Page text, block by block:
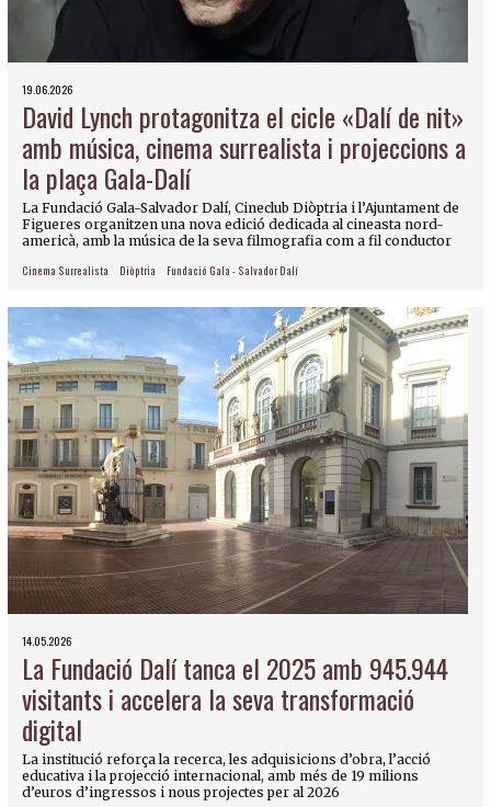
19.06.2026
David Lynch protagonitza el cicle «Dalí de nit»
amb música, cinema surrealista i projeccions a
la plaça Gala-Dalí
La Fundació Gala-Salvador Dalí, Cineclub Diòptria i l’Ajuntament de
Figueres organitzen una nova edició dedicada al cineasta nord-
americà, amb la música de la seva filmografia com a fil conductor
Cinema Surrealista Diòptria Fundació Gala - Salvador Dalí
14.05.2026
La Fundació Dalí tanca el 2025 amb 945.944
visitants i accelera la seva transformació
digital
La institució reforça la recerca, les adquisicions d’obra, l’acció
educativa i la projecció internacional, amb més de 19 milions
d’euros d’ingressos i nous projectes per al 2026